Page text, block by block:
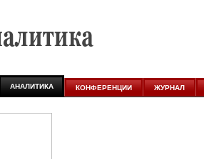
АНАЛИТИКА КОНФЕРЕНЦИИ ЖУРНАЛ